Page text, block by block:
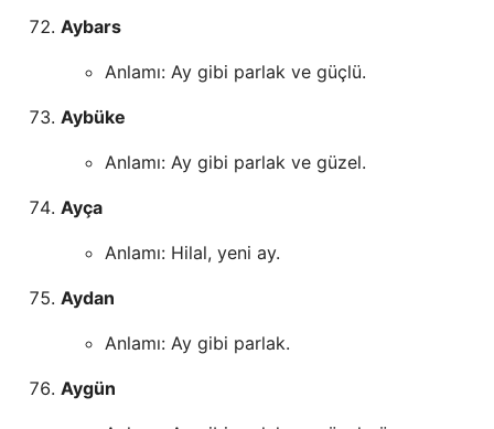
Aybars
Anlamı: Ay gibi parlak ve güçlü.
Aybüke
Anlamı: Ay gibi parlak ve güzel.
Ayça
Anlamı: Hilal, yeni ay.
Aydan
Anlamı: Ay gibi parlak.
Aygün